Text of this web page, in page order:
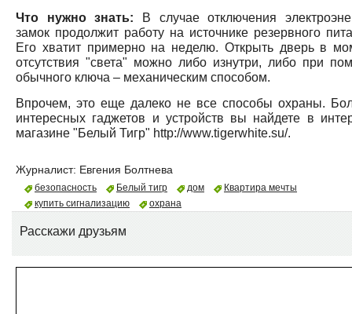
Что нужно знать: В случае отключения
замок продолжит работу на источнике резервного
Его хватит примерно на неделю. Открыть дверь в
отсутствия "света" можно либо изнутри, либо при
обычного ключа – механическим способом.
Впрочем, это еще далеко не все способы охраны.
интересных гаджетов и устройств вы найдете в
магазине "Белый Тигр" http://www.tigerwhite.su/.
Журналист: Евгения Болтнева
безопасность Белый тигр дом
Квартира мечты
купить сигнализацию
охрана
Расскажи друзьям